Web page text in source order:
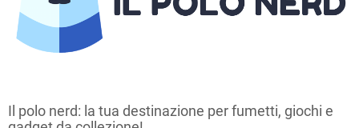
Il polo nerd: la tua destinazione per fumetti, giochi e